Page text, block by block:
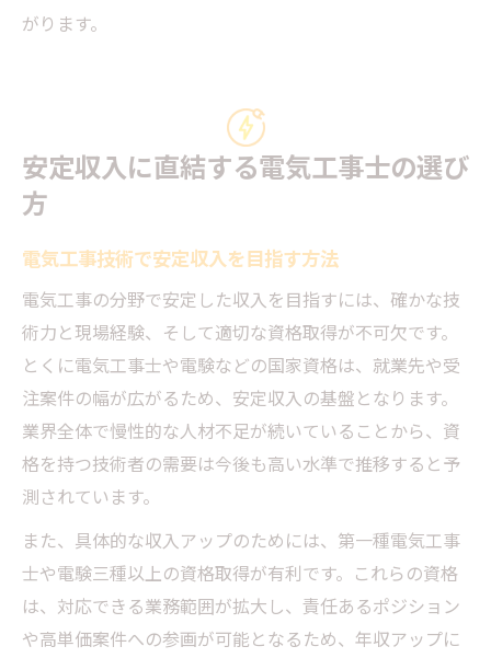
がります。
安定収入に直結する電気工事士の選び
方
電気工事技術で安定収入を目指す方法
電気工事の分野で安定した収入を目指すには、確かな技
術力と現場経験、そして適切な資格取得が不可欠です。
とくに電気工事士や電験などの国家資格は、就業先や受
注案件の幅が広がるため、安定収入の基盤となります。
業界全体で慢性的な人材不足が続いていることから、資
格を持つ技術者の需要は今後も高い水準で推移すると予
測されています。
また、具体的な収入アップのためには、第一種電気工事
士や電験三種以上の資格取得が有利です。これらの資格
は、対応できる業務範囲が拡大し、責任あるポジション
や高単価案件への参画が可能となるため、年収アップに